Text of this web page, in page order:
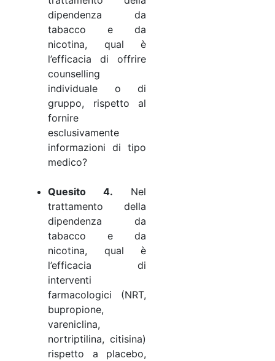
dipendenza da
tabacco e da
nicotina, qual è
l’efficacia di offrire
counselling
individuale o di
gruppo, rispetto al
fornire
esclusivamente
informazioni di tipo
medico?
Quesito 4. Nel
trattamento della
dipendenza da
tabacco e da
nicotina, qual è
l’efficacia di
interventi
farmacologici (NRT,
bupropione,
vareniclina,
nortriptilina, citisina)
rispetto a placebo,